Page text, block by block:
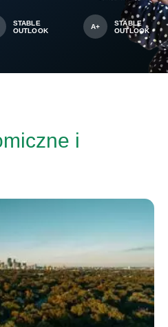
STABLE
OUTLOOK
A+
STABLE
OUTLOOK
i